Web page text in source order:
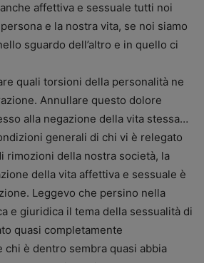
affettiva e sessuale tutti noi
e la nostra vita, se noi siamo
sguardo dell’altro e in quello ci
quali torsioni della personalità ne
Annullare questo dolore
alla negazione della vita stessa…
generali di chi vi è relegato
rimozioni della nostra società, la
della vita affettiva e sessuale è
Leggevo che persino nella
e giuridica il tema della sessualità di
quasi completamente
chi è dentro sembra quasi abbia